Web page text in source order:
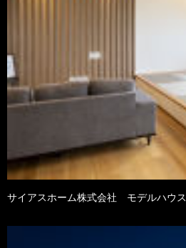
サイアスホーム株式会社 モデルハウス